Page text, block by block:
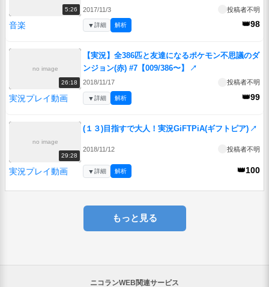
5:26 2017/11/3 投稿者不明
音楽 👑98
▼詳細 解析
no image
26:18
【実況】全386匹と友達になるポケモン不思議のダ
ンジョン(赤) #7【009/386〜】
↗
2018/11/17 投稿者不明
実況プレイ動画 👑99
▼詳細 解析
no image
29:28
(１３)目指すで大人！実況GiFTPiA(ギフトピア) ↗
2018/11/12 投稿者不明
実況プレイ動画 👑100
▼詳細 解析
もっと見る
ニコランWEB関連サービス